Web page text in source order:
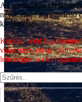
A csomagpont
nevét, majd a megjelenő
kiválasztani.
Kérjük, vedd figyelembe
választasz, ott az
lehetséges, a